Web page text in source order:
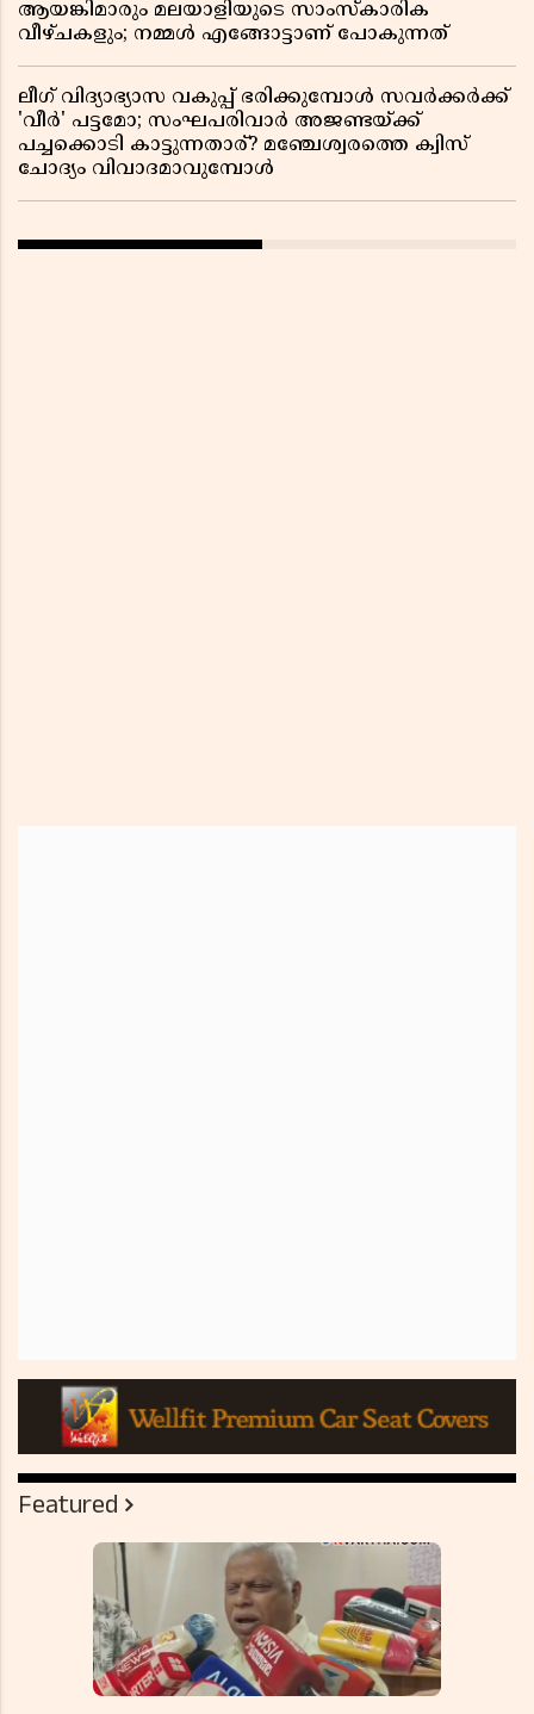
ആയങ്കിമാരും മലയാളിയുടെ സാംസ്കാരിക
വീഴ്ചകളും; നമ്മൾ എങ്ങോട്ടാണ് പോകുന്നത്
ലീഗ് വിദ്യാഭ്യാസ വകുപ്പ് ഭരിക്കുമ്പോൾ സവർക്കർക്ക്
'വീർ' പട്ടമോ; സംഘപരിവാർ അജണ്ടയ്ക്ക്
പച്ചക്കൊടി കാട്ടുന്നതാര്? മഞ്ചേശ്വരത്തെ ക്വിസ്
ചോദ്യം വിവാദമാവുമ്പോൾ
Featured